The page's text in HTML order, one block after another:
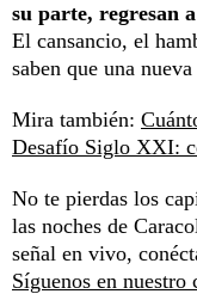
su parte, regresan
El cansancio, el
saben que una
Mira también:
Desafío Siglo XXI:
No te pierdas los
las noches de
señal en vivo,
Síguenos en